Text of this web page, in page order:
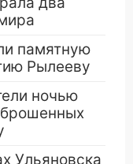
памятную
Рылееву
ночью
Ульяновска